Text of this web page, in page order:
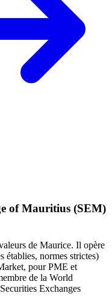
of Mauritius (SEM)
de Maurice. Il opère
établies, normes strictes)
pour PME et
de la World
Exchanges